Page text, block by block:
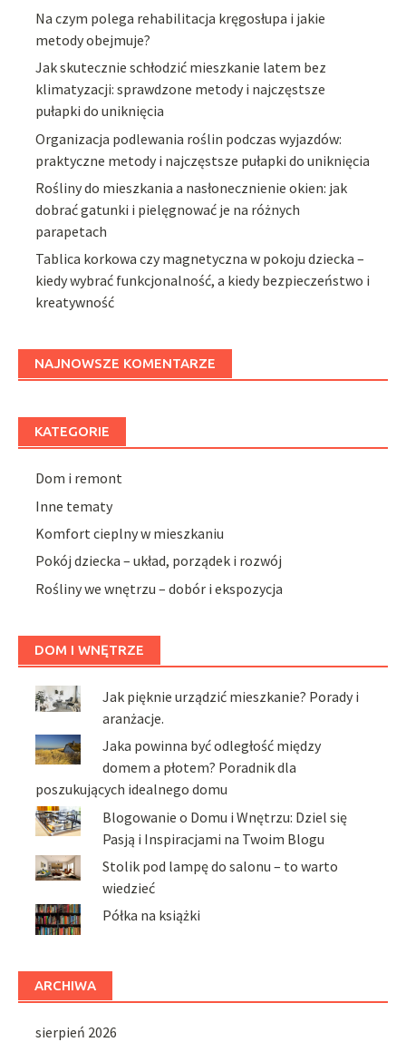
Na czym polega rehabilitacja kręgosłupa i jakie
metody obejmuje?
Jak skutecznie schłodzić mieszkanie latem bez
klimatyzacji: sprawdzone metody i najczęstsze
pułapki do uniknięcia
Organizacja podlewania roślin podczas wyjazdów:
praktyczne metody i najczęstsze pułapki do uniknięcia
Rośliny do mieszkania a nasłonecznienie okien: jak
dobrać gatunki i pielęgnować je na różnych
parapetach
Tablica korkowa czy magnetyczna w pokoju dziecka –
kiedy wybrać funkcjonalność, a kiedy bezpieczeństwo i
kreatywność
NAJNOWSZE KOMENTARZE
KATEGORIE
Dom i remont
Inne tematy
Komfort cieplny w mieszkaniu
Pokój dziecka – układ, porządek i rozwój
Rośliny we wnętrzu – dobór i ekspozycja
DOM I WNĘTRZE
Jak pięknie urządzić mieszkanie? Porady i
aranżacje.
Jaka powinna być odległość między
domem a płotem? Poradnik dla
poszukujących idealnego domu
Blogowanie o Domu i Wnętrzu: Dziel się
Pasją i Inspiracjami na Twoim Blogu
Stolik pod lampę do salonu – to warto
wiedzieć
Półka na książki
ARCHIWA
sierpień 2026